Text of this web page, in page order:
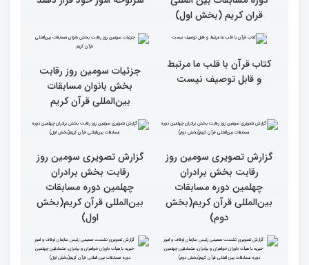
گزارش تصویری حضور
پررنگ کودکان و نوجوانان در
چهلمین دوره مسابقات بین
اول)
گزارش تصویری حضور
دوره مسابقات بین المللی
قران کریم (بخش دوم)
گزارش تصویری حضور
اصحاب رسانه درچهلمین
دوره مسابقات بین المللی
قران کریم (بخش اول)
قاری نیجریایی: نوجوانان
جهان عمل به قرآن را
سرلوحه امور خود قرار دهند
کتاب قرآن با قلب ما مرتبط
و قابل توصیف نیست
جزئیات سومین روز رقابت
بخش بانوان مسابقات
بین‌المللی قرآن کریم